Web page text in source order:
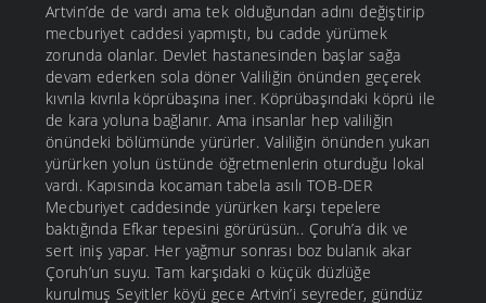
Artvin’de de vardı ama tek olduğundan adını değiştirip
mecburiyet caddesi yapmıştı, bu cadde yürümek
zorunda olanlar. Devlet hastanesinden başlar sağa
devam ederken sola döner Valiliğin önünden geçerek
kıvrıla kıvrıla köprübaşına iner. Köprübaşındaki köprü ile
de kara yoluna bağlanır. Ama insanlar hep valiliğin
önündeki bölümünde yürürler. Valiliğin önünden yukarı
yürürken yolun üstünde öğretmenlerin oturduğu lokal
vardı. Kapısında kocaman tabela asılı TOB-DER
Mecburiyet caddesinde yürürken karşı tepelere
baktığında Efkar tepesini görürüsün.. Çoruh’a dik ve
sert iniş yapar. Her yağmur sonrası boz bulanık akar
Çoruh’un suyu. Tam karşıdaki o küçük düzlüğe
kurulmuş Seyitler köyü gece Artvin’i seyreder, gündüz